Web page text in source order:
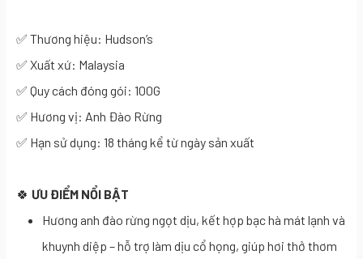
✅ Thương hiệu: Hudson’s
✅ Xuất xứ: Malaysia
✅ Quy cách đóng gói: 100G
✅ Hương vị: Anh Đào Rừng
✅ Hạn sử dụng: 18 tháng kể từ ngày sản xuất
🍀 ƯU ĐIỂM NỔI BẬT
Hương anh đào rừng ngọt dịu, kết hợp bạc hà mát lạnh và
khuynh diệp – hỗ trợ làm dịu cổ họng, giúp hơi thở thơm